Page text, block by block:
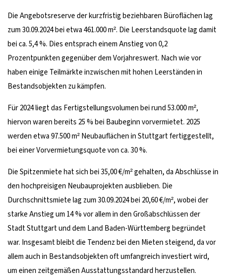
Die Angebotsreserve der kurzfristig beziehbaren Büroflächen lag
zum 30.09.2024 bei etwa 461.000 m². Die Leerstandsquote lag damit
bei ca. 5,4 %. Dies entsprach einem Anstieg von 0,2
Prozentpunkten gegenüber dem Vorjahreswert. Nach wie vor
haben einige Teilmärkte inzwischen mit hohen Leerständen in
Bestandsobjekten zu kämpfen.
Für 2024 liegt das Fertigstellungsvolumen bei rund 53.000 m²,
hiervon waren bereits 25 % bei Baubeginn vorvermietet. 2025
werden etwa 97.500 m² Neubauflächen in Stuttgart fertiggestellt,
bei einer Vorvermietungsquote von ca. 30 %.
Die Spitzenmiete hat sich bei 35,00 €/m² gehalten, da Abschlüsse in
den hochpreisigen Neubauprojekten ausblieben. Die
Durchschnittsmiete lag zum 30.09.2024 bei 20,60 €/m², wobei der
starke Anstieg um 14 % vor allem in den Großabschlüssen der
Stadt Stuttgart und dem Land Baden-Württemberg begründet
war. Insgesamt bleibt die Tendenz bei den Mieten steigend, da vor
allem auch in Bestandsobjekten oft umfangreich investiert wird,
um einen zeitgemäßen Ausstattungsstandard herzustellen.